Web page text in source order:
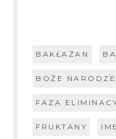
BAKŁAŻAN
BOŻE
FAZA
FRUKTANY